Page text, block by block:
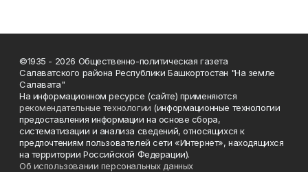
©1935 - 2026 Общественно-политическая газета
Салаватского района Республики Башкортостан "На земле
Салавата"
На информационном ресурсе (сайте) применяются
рекомендательные технологии (информационные технологии
предоставления информации на основе сбора,
систематизации и анализа сведений, относящихся к
предпочтениям пользователей сети «Интернет», находящихся
на территории Российской Федерации).
Об использовании персональных данных